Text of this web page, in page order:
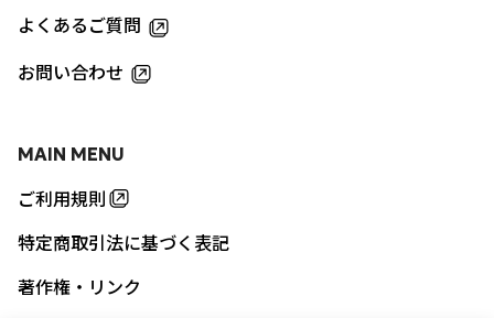
MAIN MENU
ご利用規則
特定商取引法に基づく表記
著作権・リンク
よくあるご質問
お問い合わせ